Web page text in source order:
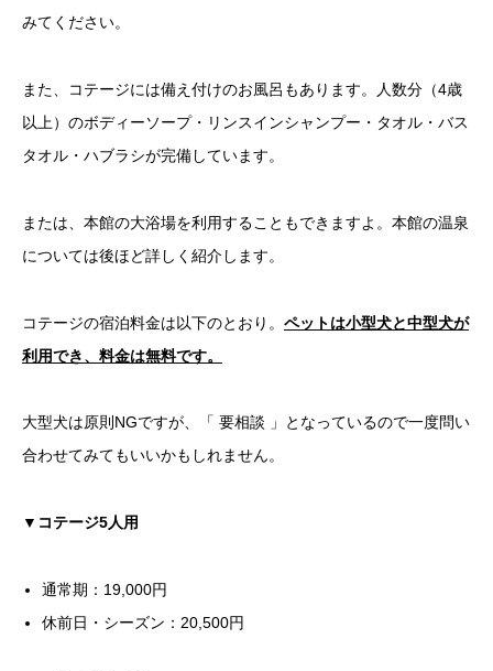
みてください。
また、コテージには備え付けのお風呂もあります。人数分（4歳
以上）のボディーソープ・リンスインシャンプー・タオル・バス
タオル・ハブラシが完備しています。
または、本館の大浴場を利用することもできますよ。本館の温泉
については後ほど詳しく紹介します。
コテージの宿泊料金は以下のとおり。 ペットは小型犬と中型犬が
利用でき、料金は無料です。
大型犬は原則NGですが、「 要相談 」となっているので一度問い
合わせてみてもいいかもしれません。
▼コテージ5人用
通常期：19,000円
休前日・シーズン：20,500円